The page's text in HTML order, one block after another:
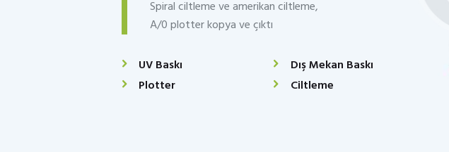
Spiral ciltleme ve amerikan ciltleme,
A/0 plotter kopya ve çıktı
UV Baskı
Plotter
Dış Mekan Baskı
Ciltleme